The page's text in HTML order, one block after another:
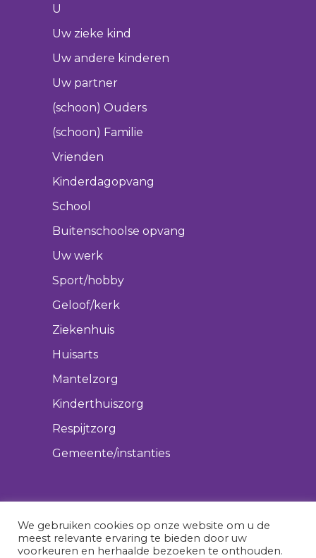
U
Uw zieke kind
Uw andere kinderen
Uw partner
(schoon) Ouders
(schoon) Familie
Vrienden
Kinderdagopvang
School
Buitenschoolse opvang
Uw werk
Sport/hobby
Geloof/kerk
Ziekenhuis
Huisarts
Mantelzorg
Kinderthuiszorg
Respijtzorg
Gemeente/instanties
We gebruiken cookies op onze website om u de
meest relevante ervaring te bieden door uw
voorkeuren en herhaalde bezoeken te onthouden.